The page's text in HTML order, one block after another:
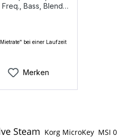
Breite:
Verstärker Höhe:
Verstärker
-
Eminence
N 0994049000),
0994054000),
Bass, Blend,
stabile
mit Bass-Reflex
Sound und EQ
OB1 und 4
und
Aux-Eingang
etc.,
kg Farbe: orange
bei einer Laufzeit
Merken
Steam Korg MicroKey MSI